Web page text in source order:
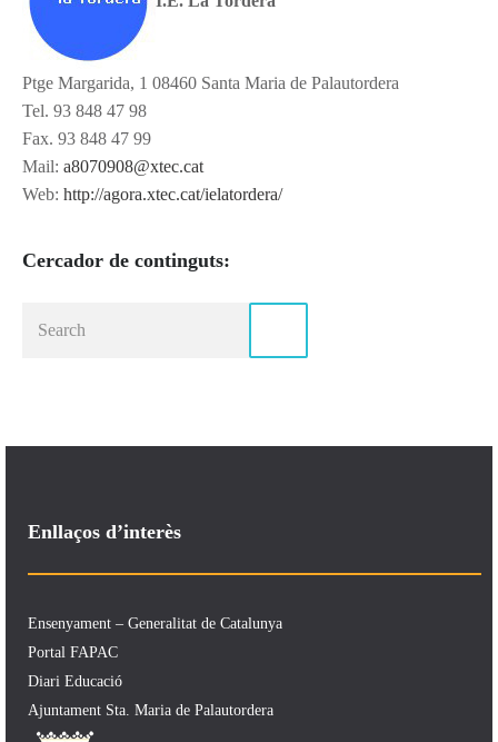
Ptge Margarida, 1 08460 Santa Maria de Palautordera
Tel. 93 848 47 98
Fax. 93 848 47 99
Mail: a8070908@xtec.cat
Web: http://agora.xtec.cat/ielatordera/
Cercador de continguts:
Enllaços d’interès
Ensenyament – Generalitat de Catalunya
Portal FAPAC
Diari Educació
Ajuntament Sta. Maria de Palautordera